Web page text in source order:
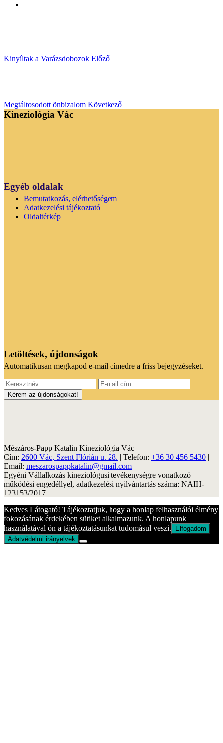
Kinyíltak a Varázsdobozok Előző
Megtáltosodott önbizalom Következő
Kineziológia Vác
Egyéb oldalak
Bemutatkozás, elérhetőségem
Adatkezelési tájékoztató
Oldaltérkép
Letöltések, újdonságok
Automatikusan megkapod e-mail címedre a friss bejegyzéseket.
Mészáros-Papp Katalin Kineziológia Vác
Cím: 2600 Vác, Szent Flórián u. 28. | Telefon: +36 30 456 5430 |
Email: meszarospappkatalin@gmail.com
Egyéni Vállalkozás kineziológusi tevékenységre vonatkozó
működési engedéllyel, adatkezelési nyilvántartás száma: NAIH-
123153/2017
Kedves Látogató! Tájékoztatjuk, hogy a honlap felhasználói élmény
fokozásának érdekében sütiket alkalmazunk. A honlapunk
használatával ön a tájékoztatásunkat tudomásul veszi.
Elfogadom
Adatvédelmi irányelvek